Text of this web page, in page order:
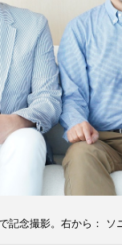
記念撮影。右から：